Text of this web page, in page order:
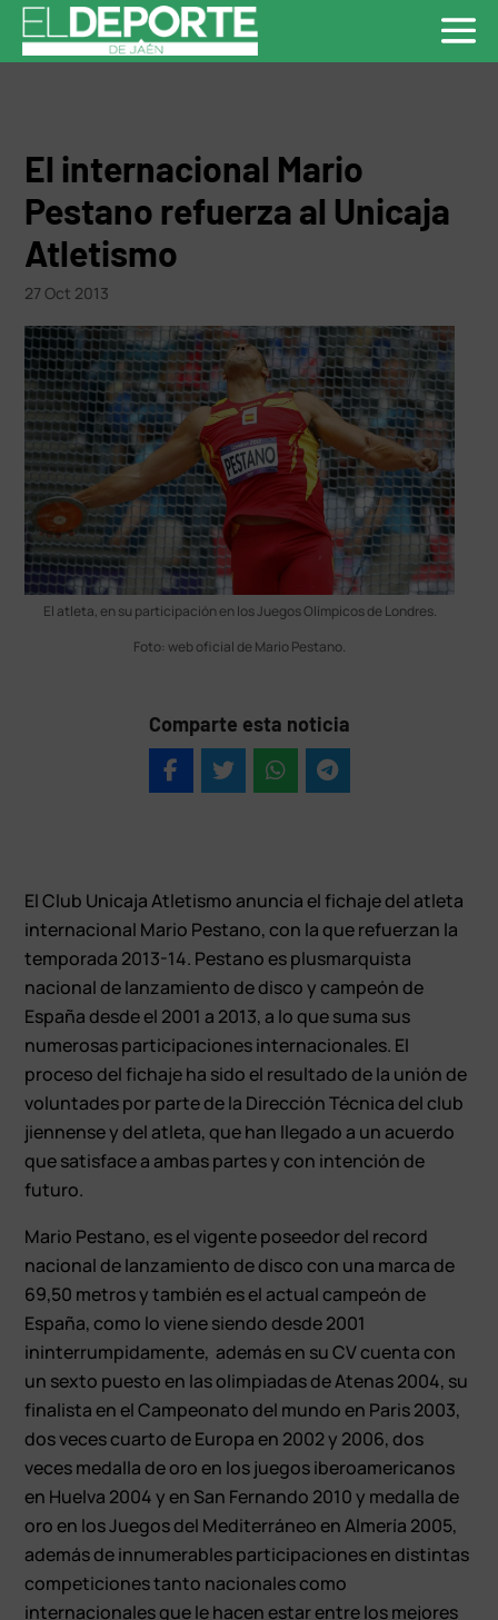
El internacional Mario
Pestano refuerza al Unicaja
Atletismo
27 Oct 2013
El atleta, en su participación en los Juegos Olímpicos de Londres.
Foto: web oficial de Mario Pestano.
Comparte esta noticia
El Club Unicaja Atletismo anuncia el fichaje del atleta
internacional Mario Pestano, con la que refuerzan la
temporada 2013-14. Pestano es plusmarquista
nacional de lanzamiento de disco y campeón de
España desde el 2001 a 2013, a lo que suma sus
numerosas participaciones internacionales. El
proceso del fichaje ha sido el resultado de la unión de
voluntades por parte de la Dirección Técnica del club
jiennense y del atleta, que han llegado a un acuerdo
que satisface a ambas partes y con intención de
futuro.
Mario Pestano, es el vigente poseedor del record
nacional de lanzamiento de disco con una marca de
69,50 metros y también es el actual campeón de
España, como lo viene siendo desde 2001
ininterrumpidamente, además en su CV cuenta con
un sexto puesto en las olimpiadas de Atenas 2004, su
finalista en el Campeonato del mundo en Paris 2003,
dos veces cuarto de Europa en 2002 y 2006, dos
veces medalla de oro en los juegos iberoamericanos
en Huelva 2004 y en San Fernando 2010 y medalla de
oro en los Juegos del Mediterráneo en Almería 2005,
además de innumerables participaciones en distintas
competiciones tanto nacionales como
internacionales que le hacen estar entre los mejores